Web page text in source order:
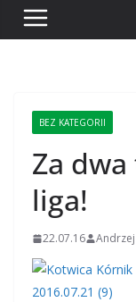
BEZ KATEGORII
Za
liga!
22.07.16